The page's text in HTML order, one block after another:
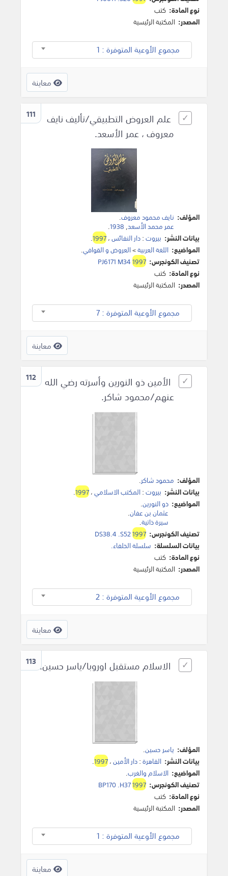
نوع المادة: كتب
المصدر: المكتبة الرئيسية
مجموع الأوعية المتوفرة : 1
معاينة
111
علم العروض التطبيقي/تأليف نايف
معروف ، عمر الأسعد.
المؤلف: نايف محمود معروف.
عمر محمد الأسعد,
.
بيانات النشر: بيروت:دار النفائس،1997
.
المواضيع: اللغة العربية>العروض و القوافي.
تصنيف الكونجرس:
PJ6171 M341997
نوع المادة: كتب
المصدر: المكتبة الرئيسية
مجموع الأوعية المتوفرة : 7
معاينة
112
الأمين ذو النورين وأسرته رضي الله
عنهم/محمود شاكر.
المؤلف: محمود شاكر.
بيانات النشر: بيروت:المكتب الاسلامي،1997
.
المواضيع: ذو النورين.
عثمان بن عفان.
سيرة ذاتية.
تصنيف الكونجرس:
DS38.4 .S521997
بيانات السلسلة: سلسلة الخلفاء.
نوع المادة: كتب
المصدر: المكتبة الرئيسية
مجموع الأوعية المتوفرة : 2
معاينة
113 الاسلام مستقبل اوروبا/ياسر حسين.
المؤلف: ياسر حسين.
بيانات النشر: القاهرة:دار الأمين،1997
.
المواضيع: الاسلام والغرب.
تصنيف الكونجرس:
BP170 .H371997
نوع المادة: كتب
المصدر: المكتبة الرئيسية
مجموع الأوعية المتوفرة : 1
معاينة